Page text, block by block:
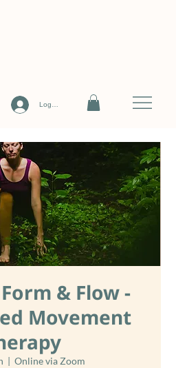
Log In
& Flow -
Movement
  |
Online via Zoom